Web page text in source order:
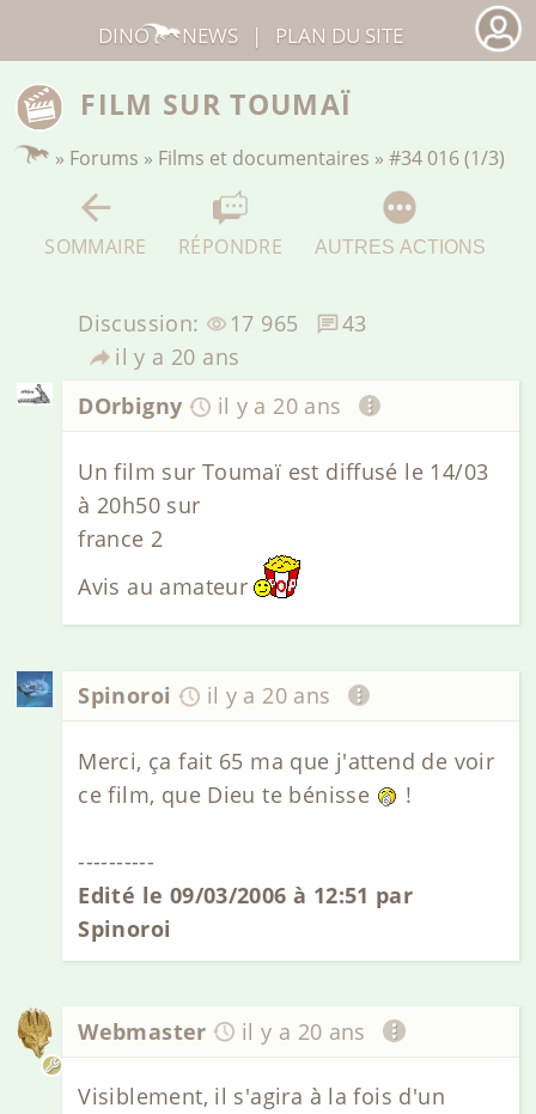
FILM SUR TOUMAÏ
» Forums » Films et documentaires »#34 016 (1/3)
SOMMAIRE RÉPONDRE AUTRES ACTIONS
Discussion: 17 965
43
il y a 20 ans
DOrbigny
il y a 20 ans
Un film sur Toumaï est diffusé le 14/03
à 20h50 sur
france 2
Avis au amateur
Spinoroi il y a 20 ans
Merci, ça fait 65 ma que j'attend de voir
ce film, que Dieu te bénisse
!
----------
Edité le 09/03/2006 à 12:51 par
Spinoroi
Webmaster il y a 20 ans
Visiblement, il s'agira à la fois d'un
DINO NEWS | PLAN DU SITE